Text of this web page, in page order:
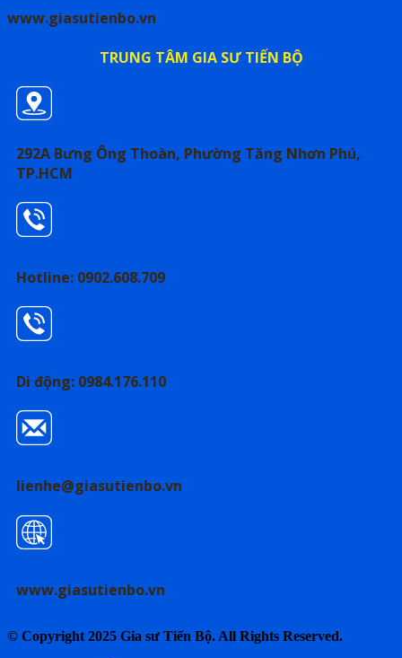
www.giasutienbo.vn
TRUNG TÂM GIA SƯ TIẾN BỘ
292A Bưng Ông Thoàn, Phường Tăng Nhơn Phú,
TP.HCM
Hotline: 0902.608.709
Di động: 0984.176.110
lienhe@giasutienbo.vn
www.giasutienbo.vn
© Copyright 2025 Gia sư Tiến Bộ. All Rights Reserved.